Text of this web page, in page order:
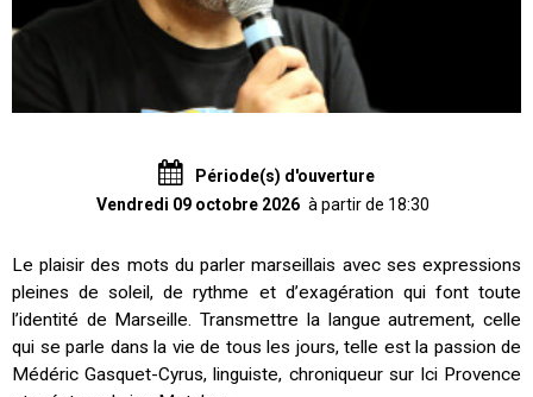
Période(s) d'ouverture
Vendredi 09 octobre 2026 à partir de 18:30
Le plaisir des mots du parler marseillais avec ses expressions
pleines de soleil, de rythme et d’exagération qui font toute
l’identité de Marseille. Transmettre la langue autrement, celle
qui se parle dans la vie de tous les jours, telle est la passion de
Médéric Gasquet-Cyrus, linguiste, chroniqueur sur Ici Provence